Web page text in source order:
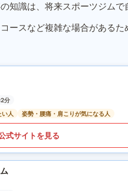
知識は、将来スポーツジムで
ースなど複雑な場合がある
分
い人
姿勢・腰痛・肩こりが気になる人
式サイトを見る